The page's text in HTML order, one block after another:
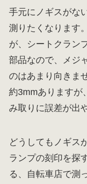
手元にノギスがな
測りたくなります
が、シートクラン
部品なので、メジ
のはあまり向きま
約3mmありますが
み取りに誤差が出
どうしてもノギス
ランプの刻印を探
る、自転車店で測